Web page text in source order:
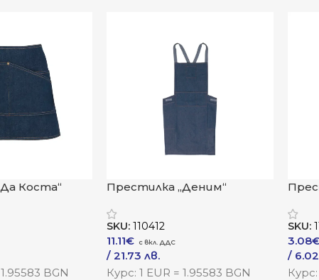
Коста“
BGN
Престилка „Деним“
SKU: 110412
11.11€
/ 21.73 лв.
Към Продукта
Курс: 1 EUR = 1.95583 BGN
SKU:
3.08
/
Към